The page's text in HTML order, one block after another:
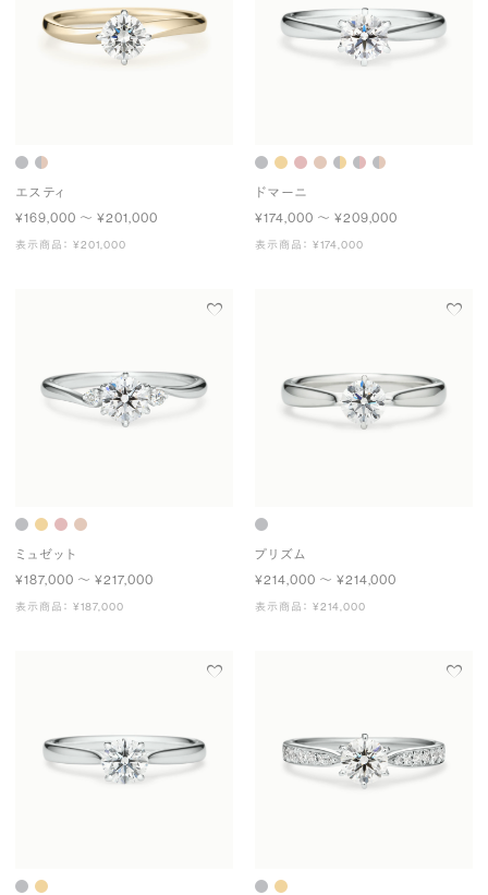
エスティ
¥169,000 〜 ¥201,000
表示商品： ¥201,000
ドマーニ
¥174,000 〜 ¥209,000
表示商品： ¥174,000
ミュゼット
¥187,000 〜 ¥217,000
表示商品： ¥187,000
プリズム
¥214,000 〜 ¥214,000
表示商品： ¥214,000